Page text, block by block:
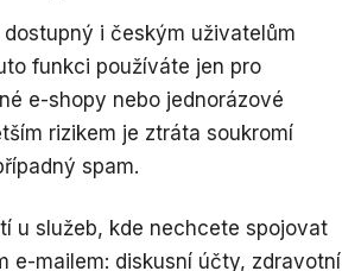
dostupný i českým uživatelům
funkci používáte jen pro
e-shopy nebo jednorázové
rizikem je ztráta soukromí
spam.
u služeb, kde nechcete spojovat
e-mailem: diskusní účty, zdravotní